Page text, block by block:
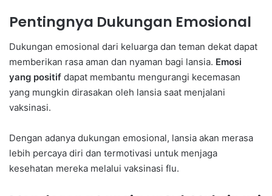
Pentingnya Dukungan Emosional
Dukungan emosional dari keluarga dan teman dekat dapat
memberikan rasa aman dan nyaman bagi lansia. Emosi
yang positif dapat membantu mengurangi kecemasan
yang mungkin dirasakan oleh lansia saat menjalani
vaksinasi.
Dengan adanya dukungan emosional, lansia akan merasa
lebih percaya diri dan termotivasi untuk menjaga
kesehatan mereka melalui vaksinasi flu.